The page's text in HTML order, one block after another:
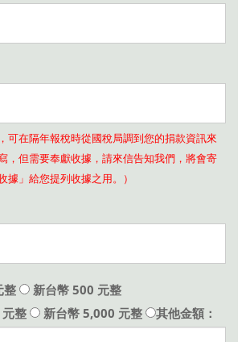
可在隔年報稅時從國稅局調到您的捐款資訊來
，但需要奉獻收據，請來信告知我們，將會寄
據」給您提列收據之用。）
整
新台幣 500 元整
整
新台幣 5,000 元整 其他金額：